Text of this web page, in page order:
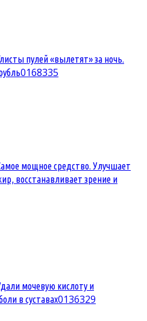
пулей «вылетят» за ночь.
0168335
мощное средство. Улучшает
восстанавливает зрение и
мочевую кислоту и
в суставах0136329